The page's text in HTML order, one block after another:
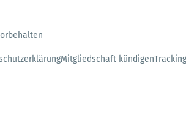
Mitgliedschaft kündigenTracking